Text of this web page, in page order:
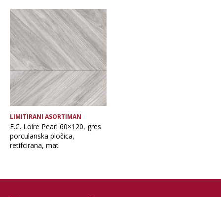
Vrsta asortimana
Vrsta obrade pločice
LIMITIRANI ASORTIMAN
E.C. Loire Pearl 60×120, gres
porculanska pločica,
retifcirana, mat